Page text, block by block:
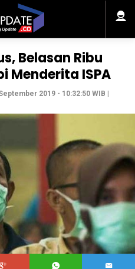
Belasan Ribu
Menderita ISPA
2019 - 10:32:50 WIB